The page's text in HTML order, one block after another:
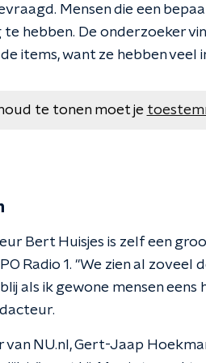
Mensen die een
te hebben. De onderzoeker
items, want ze hebben veel
te tonen moet je
Bert Huisjes is zelf een
Radio 1. "We zien al zoveel
als ik gewone mensen
NU.nl, Gert-Jaap